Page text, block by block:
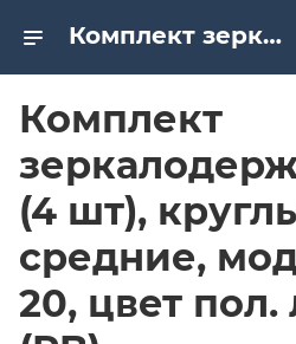
Комплект зеркалодержателей (4 шт), круглые, средние, модель 101-20, цвет пол. латунь (PB). Дверная и мебельная фурнитура САМИР-КИЛИТ | Оптовые поставки
Комплект
(4 шт),
средние,
20, цвет пол.